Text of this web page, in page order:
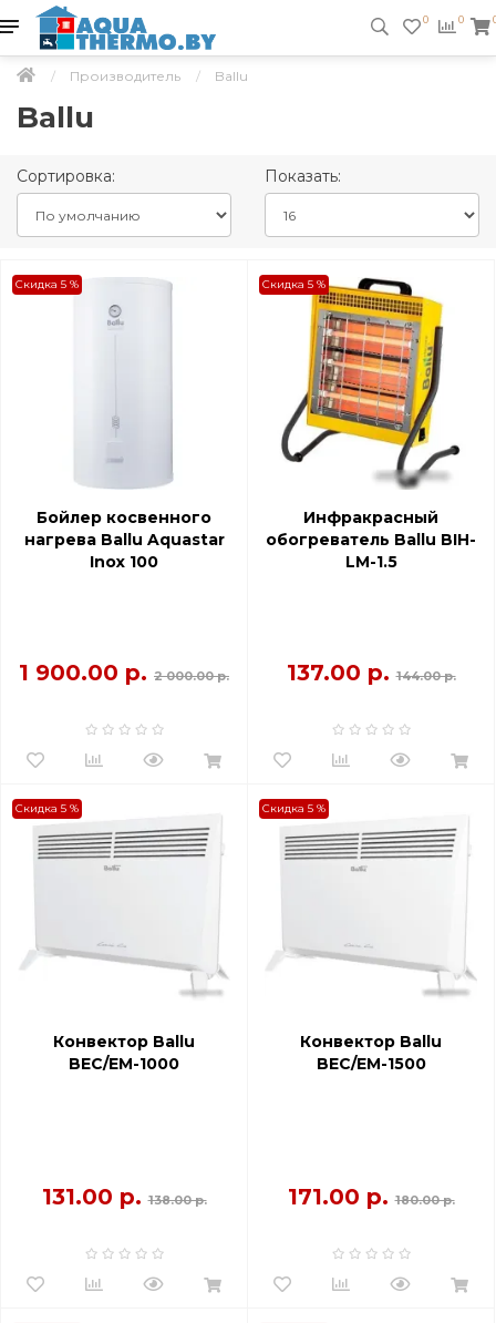
0 0
Производитель Ballu
Ballu
Сортировка: Показать:
Скидка 5 %
Бойлер косвенного
нагрева Ballu Aquastar
Inox 100
1 900.00 р. 2 000.00 р.
Скидка 5 %
Инфракрасный
обогреватель Ballu BIH-
LM-1.5
137.00 р. 144.00 р.
Скидка 5 %
Конвектор Ballu
BEC/EM-1000
131.00 р. 138.00 р.
Скидка 5 %
Конвектор Ballu
BEC/EM-1500
171.00 р. 180.00 р.